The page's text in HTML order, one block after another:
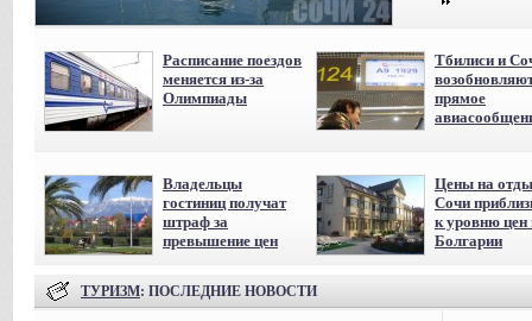
Расписание поездов
меняется из-за
Олимпиады
Тбилиси и
прямое
Владельцы
гостиниц получат
штраф за
превышение цен
Цены на
Сочи
к уровню цен
Болгарии
ТУРИЗМ: ПОСЛЕДНИЕ НОВОСТИ